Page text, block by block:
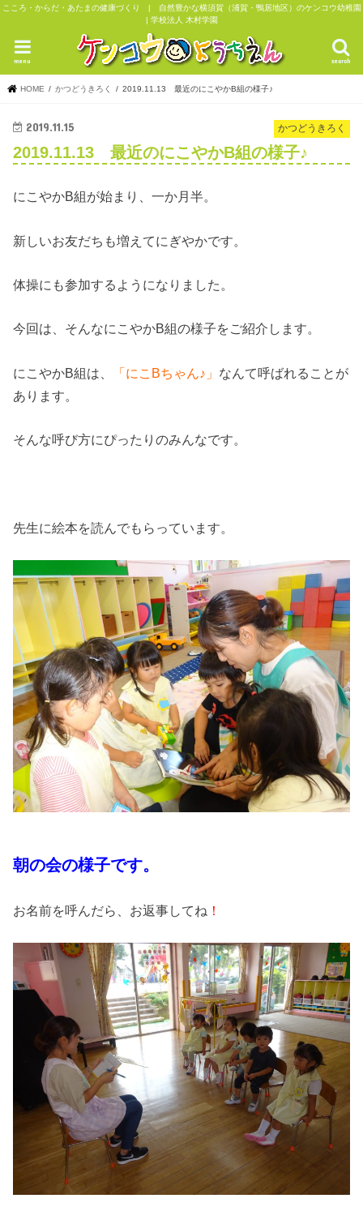
こころ・からだ・あたまの健康づくり | 自然豊かな横須賀（浦賀・鴨居地区）のケンコウ幼稚園
| 学校法人 木村学園
search
menu
HOME かつどうきろく 2019.11.13 最近のにこやかB組の様子♪
かつどうきろく
2019.11.15
2019.11.13 最近のにこやかB組の様子♪
にこやかB組が始まり、一か月半。
新しいお友だちも増えてにぎやかです。
体操にも参加するようになりました。
今回は、そんなにこやかB組の様子をご紹介します。
にこやかB組は、 「にこBちゃん♪」 なんて呼ばれることが
あります。
そんな呼び方にぴったりのみんなです。
先生に絵本を読んでもらっています。
朝の会の様子です。
お名前を呼んだら、お返事してね ！